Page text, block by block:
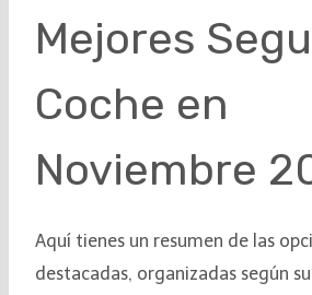
Mejores
Coche en
Noviembre
Aquí tienes un resumen de las
destacadas, organizadas según